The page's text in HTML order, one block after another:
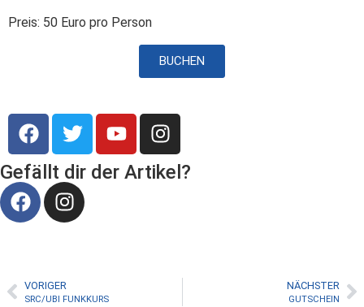
Preis: 50 Euro pro Person
BUCHEN
Gefällt dir der Artikel?
VORIGER
SRC/UBI FUNKKURS
NÄCHSTER
GUTSCHEIN